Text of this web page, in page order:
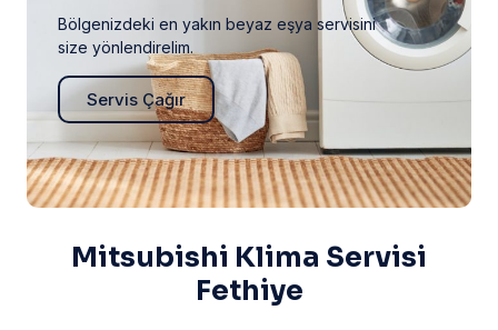
Bölgenizdeki en yakın beyaz eşya servisini
size yönlendirelim.
Servis Çağır
Mitsubishi Klima Servisi
Fethiye